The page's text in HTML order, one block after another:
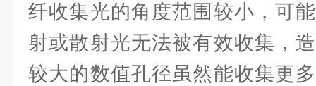
纤收集光的角度范围较小，可
射或散射光无法被有效收集，
较大的数值孔径虽然能收集更